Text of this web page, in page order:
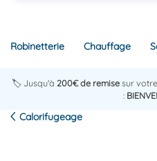
Robinetterie Chauffage
🏷️ Jusqu'à 200€ de remisesur
:
Calorifugeage